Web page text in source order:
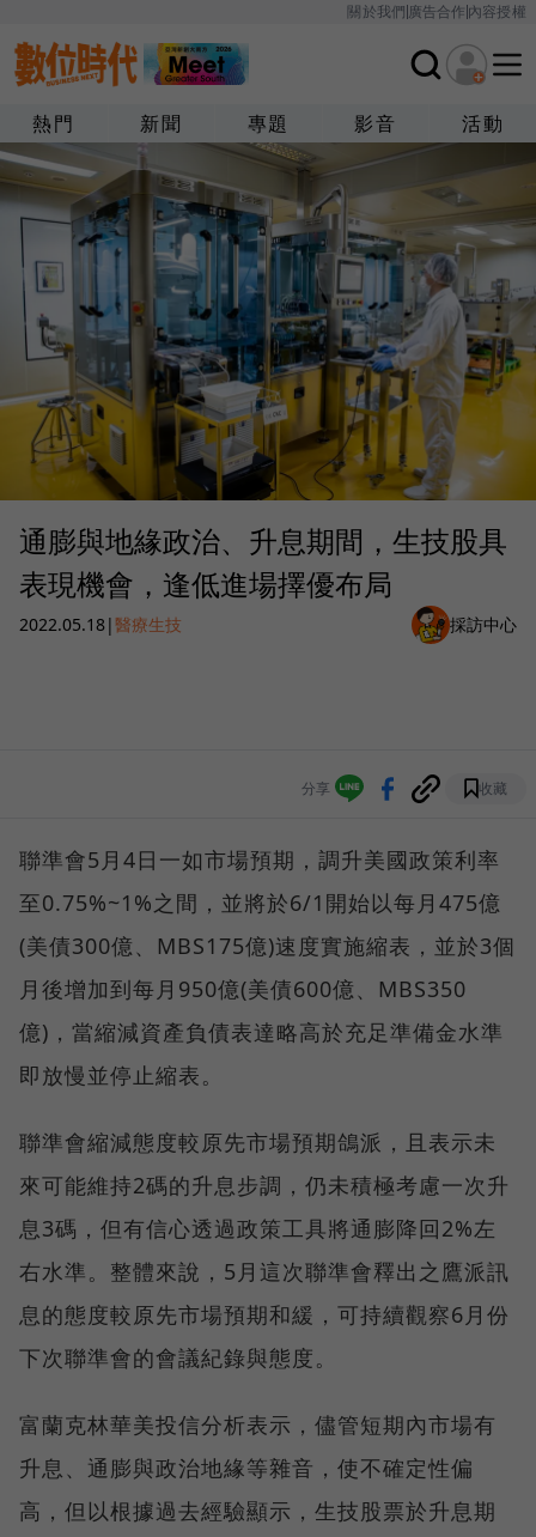
關於我們廣告合作內容授權
熱門 新聞 專題 影音 活動
通膨與地緣政治、升息期間，生技股具
表現機會，逢低進場擇優布局
2022.05.18|醫療生技 採訪中心
分享 收藏
聯準會5月4日一如市場預期，調升美國政策利率
至0.75%~1%之間，並將於6/1開始以每月475億
(美債300億、MBS175億)速度實施縮表，並於3個
月後增加到每月950億(美債600億、MBS350
億)，當縮減資產負債表達略高於充足準備金水準
即放慢並停止縮表。
聯準會縮減態度較原先市場預期鴿派，且表示未
來可能維持2碼的升息步調，仍未積極考慮一次升
息3碼，但有信心透過政策工具將通膨降回2%左
右水準。整體來說，5月這次聯準會釋出之鷹派訊
息的態度較原先市場預期和緩，可持續觀察6月份
下次聯準會的會議紀錄與態度。
富蘭克林華美投信分析表示，儘管短期內市場有
升息、通膨與政治地緣等雜音，使不確定性偏
高，但以根據過去經驗顯示，生技股票於升息期